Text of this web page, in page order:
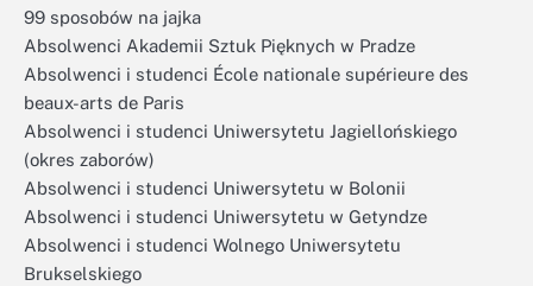
99 sposobów na jajka
Absolwenci Akademii Sztuk Pięknych w Pradze
Absolwenci i studenci École nationale supérieure des
beaux-arts de Paris
Absolwenci i studenci Uniwersytetu Jagiellońskiego
(okres zaborów)
Absolwenci i studenci Uniwersytetu w Bolonii
Absolwenci i studenci Uniwersytetu w Getyndze
Absolwenci i studenci Wolnego Uniwersytetu
Brukselskiego